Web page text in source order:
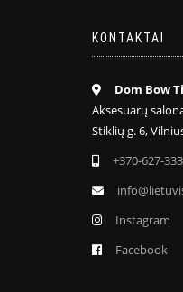
KONTAKTAI
Dom Bow
Aksesuarų
Stiklių g. 6,
+370-627-
Instagram
Facebook